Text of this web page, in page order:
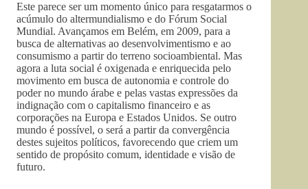
Este parece ser um momento único para resgatarmos o
acúmulo do altermundialismo e do Fórum Social
Mundial. Avançamos em Belém, em 2009, para a
busca de alternativas ao desenvolvimentismo e ao
consumismo a partir do terreno socioambiental. Mas
agora a luta social é oxigenada e enriquecida pelo
movimento em busca de autonomia e controle do
poder no mundo árabe e pelas vastas expressões da
indignação com o capitalismo financeiro e as
corporações na Europa e Estados Unidos. Se outro
mundo é possível, o será a partir da convergência
destes sujeitos políticos, favorecendo que criem um
sentido de propósito comum, identidade e visão de
futuro.